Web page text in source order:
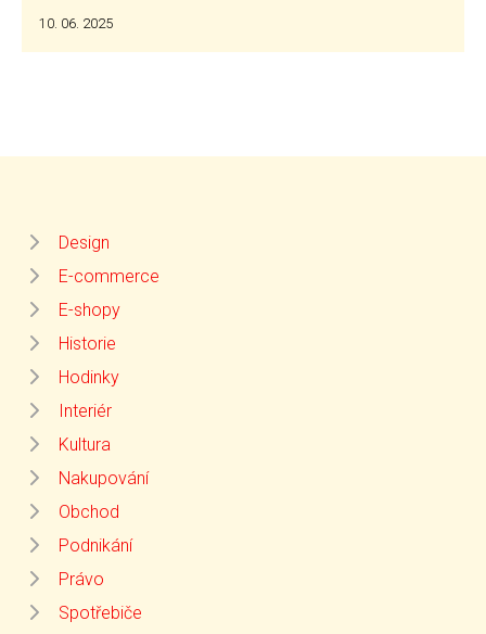
10. 06. 2025
Design
E-commerce
E-shopy
Historie
Hodinky
Interiér
Kultura
Nakupování
Obchod
Podnikání
Právo
Spotřebiče